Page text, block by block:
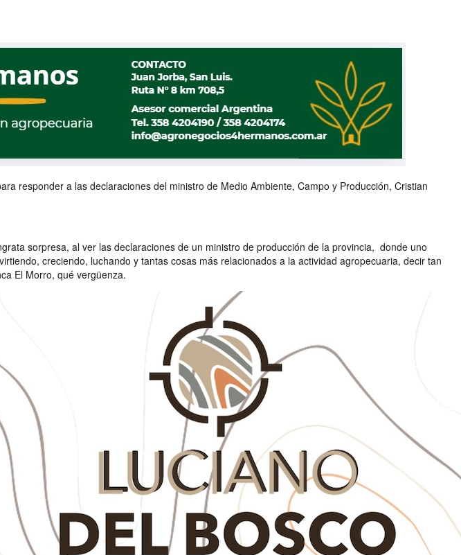
responder a las declaraciones del ministro de Medio Ambiente, Campo y Producción, Cristian
sorpresa, al ver las declaraciones de un ministro de producción de la provincia, donde uno
creciendo, luchando y tantas cosas más relacionados a la actividad agropecuaria, decir tan
El Morro, qué vergüenza.